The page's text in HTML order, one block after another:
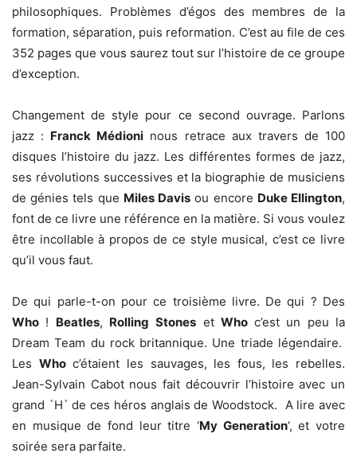
philosophiques. Problèmes d’égos des membres de la
formation, séparation, puis reformation. C’est au file de ces
352 pages que vous saurez tout sur l’histoire de ce groupe
d’exception.
Changement de style pour ce second ouvrage. Parlons
jazz : Franck Médioni nous retrace aux travers de 100
disques l’histoire du jazz. Les différentes formes de jazz,
ses révolutions successives et la biographie de musiciens
de génies tels que Miles Davis ou encore Duke Ellington,
font de ce livre une référence en la matière. Si vous voulez
être incollable à propos de ce style musical, c’est ce livre
qu’il vous faut.
De qui parle-t-on pour ce troisième livre. De qui ? Des
Who ! Beatles, Rolling Stones et Whoc’est un peu la
Dream Team du rock britannique. Une triade légendaire.
Les Whoc’étaient les sauvages, les fous, les rebelles.
Jean-Sylvain Cabot nous fait découvrir l’histoire avec un
grand `H` de ces héros anglais de Woodstock. A lire avec
en musique de fond leur titre ‘My Generation‘, et votre
soirée sera parfaite.